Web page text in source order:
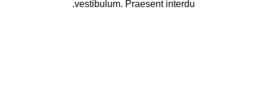
vestibulum. Praesent interdu.